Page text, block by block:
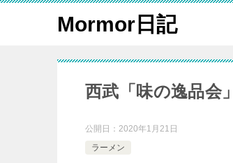
Mormor日記
西武「味の逸品会
公開日： 2020年1月21日
ラーメン